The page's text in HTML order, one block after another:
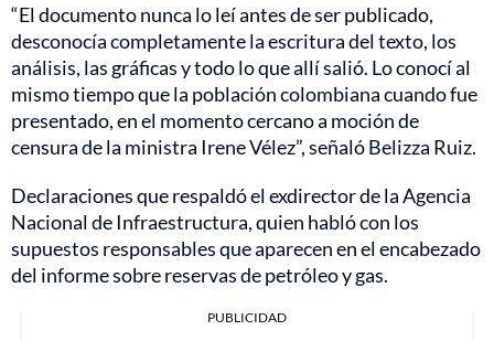
“El documento nunca lo leí antes de ser publicado,
desconocía completamente la escritura del texto, los
análisis, las gráficas y todo lo que allí salió. Lo conocí al
mismo tiempo que la población colombiana cuando fue
presentado, en el momento cercano a moción de
censura de la ministra Irene Vélez”, señaló Belizza Ruiz.
Declaraciones que respaldó el exdirector de la Agencia
Nacional de Infraestructura, quien habló con los
supuestos responsables que aparecen en el encabezado
del informe sobre reservas de petróleo y gas.
PUBLICIDAD